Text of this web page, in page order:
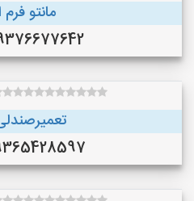
مانتو
09376677642
09365428597